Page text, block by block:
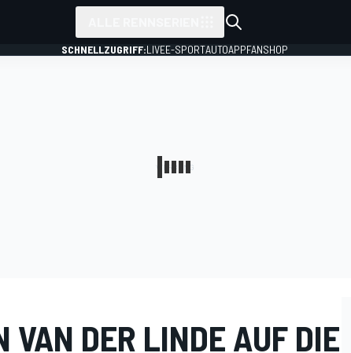
SCHNELLZUGRIFF:LIVEE-SPORTAUTOAPPFANSHOP
VAN DER LINDE AUF DIE